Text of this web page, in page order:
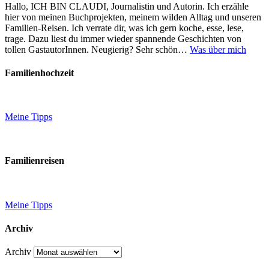
Hallo, ICH BIN CLAUDI, Journalistin und Autorin. Ich erzähle
hier von meinen Buchprojekten, meinem wilden Alltag und unseren
Familien-Reisen. Ich verrate dir, was ich gern koche, esse, lese,
trage. Dazu liest du immer wieder spannende Geschichten von
tollen GastautorInnen. Neugierig? Sehr schön… Was über mich
Familienhochzeit
Meine Tipps
Familienreisen
Meine Tipps
Archiv
Archiv